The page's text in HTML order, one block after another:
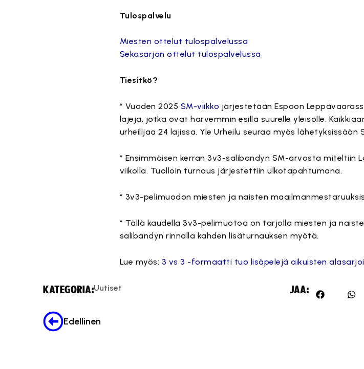
Tulospalvelu
Miesten ottelut tulospalvelussa
Sekasarjan ottelut tulospalvelussa
Tiesitkö?
* Vuoden 2025 SM-viikko järjestetään Espoon
lajeja, jotka ovat harvemmin esillä suurelle yleisölle.
urheilijaa 24 lajissa. Yle Urheilu seuraa myös lähetyksissään
* Ensimmäisen kerran 3v3-salibandyn SM-arvosta miteltiin
viikolla. Tuolloin turnaus järjestettiin ulkotapahtumana.
* 3v3-pelimuodon miesten ja naisten
* Tällä kaudella 3v3-pelimuotoa on tarjolla miesten ja
salibandyn rinnalla kahden lisäturnauksen myötä.
Lue myös: 3 vs 3 -formaatti tuo lisäpelejä aikuisten
KATEGORIA:Uutiset JAA:
Edellinen